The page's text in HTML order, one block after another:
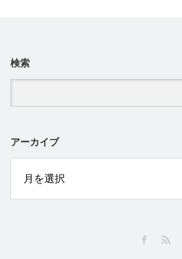
検索
アーカイブ